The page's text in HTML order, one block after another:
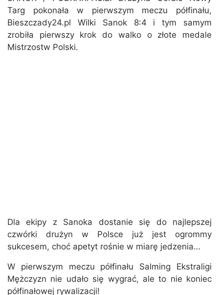
Targ pokonała w pierwszym meczu półfinału,
Bieszczady24.pl Wilki Sanok 8:4 i tym samym
zrobiła pierwszy krok do walko o złote medale
Mistrzostw Polski.
Dla ekipy z Sanoka dostanie się do najlepszej
czwórki drużyn w Polsce już jest ogrommy
sukcesem, choć apetyt rośnie w miarę jedzenia…
W pierwszym meczu półfinału Salming Ekstraligi
Mężczyzn nie udało się wygrać, ale to nie koniec
półfinałowej rywalizacji!